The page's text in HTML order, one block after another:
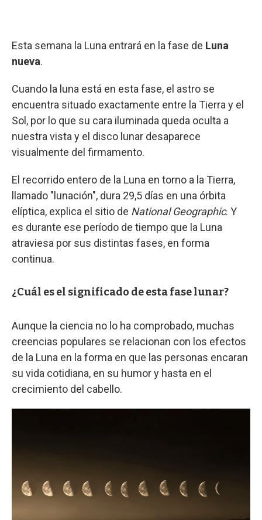
Esta semana la Luna entrará en la fase de Luna
nueva.
Cuando la luna está en esta fase, el astro se
encuentra situado exactamente entre la Tierra y el
Sol, por lo que su cara iluminada queda oculta a
nuestra vista y el disco lunar desaparece
visualmente del firmamento.
El recorrido entero de la Luna en torno a la Tierra,
llamado "lunación", dura 29,5 días en una órbita
elíptica, explica el sitio de National Geographic. Y
es durante ese período de tiempo que la Luna
atraviesa por sus distintas fases, en forma
continua.
¿Cuál es el significado de esta fase lunar?
Aunque la ciencia no lo ha comprobado, muchas
creencias populares se relacionan con los efectos
de la Luna en la forma en que las personas encaran
su vida cotidiana, en su humor y hasta en el
crecimiento del cabello.